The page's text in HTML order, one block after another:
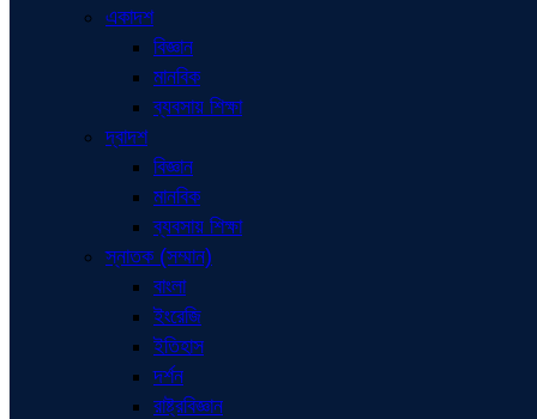
একাদশ
বিজ্ঞান
মানবিক
ব্যবসায় শিক্ষা
দ্বাদশ
বিজ্ঞান
মানবিক
ব্যবসায় শিক্ষা
স্নাতক (সম্মান)
বাংলা
ইংরেজি
ইতিহাস
দর্শন
রাষ্ট্রবিজ্ঞান